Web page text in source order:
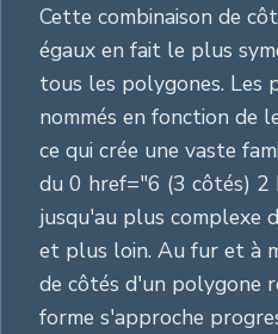
Cette combinaison de
égaux en fait le plus
tous les polygones. Les
nommés en fonction de
ce qui crée une vaste
du 0 href="6 (3 côtés) 2
jusqu'au plus complexe
et plus loin. Au fur et à
de côtés d'un polygone
forme s'approche